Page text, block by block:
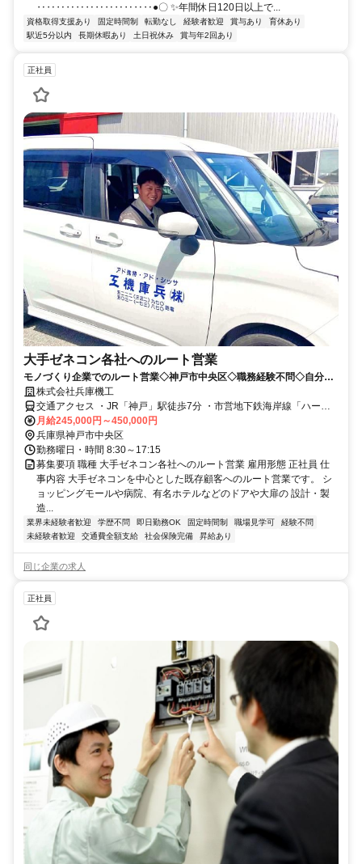
‥‥‥‥‥‥‥‥‥‥‥‥●〇 ✨️年間休日120日以上で...
資格取得支援あり 固定時間制 転勤なし 経験者歓迎 賞与あり
育休あり
駅近5分以内
長期休暇あり 土日祝休み 賞与年2回あり
正社員
大手ゼネコン各社へのルート営業
モノづくり企業でのルート営業◇神戸市中央区◇職務経験不問◇自分の
提案がカタチになる醍醐味を味わおう！
株式会社兵庫機工
交通アクセス ・JR「神戸」駅徒歩7分 ・市営地下鉄海岸線「ハーバ
ーランド」駅徒歩7分 ・阪神・神戸高速線「西元町」駅西口徒歩5分
月給245,000円～450,000円
兵庫県神戸市中央区
勤務曜日・時間 8:30～17:15
募集要項 職種 大手ゼネコン各社へのルート営業 雇用形態 正社員 仕
事内容 大手ゼネコンを中心とした既存顧客へのルート営業です。 シ
ョッピングモールや病院、有名ホテルなどのドアや大扉の 設計・製
造...
業界未経験者歓迎 学歴不問 即日勤務OK 固定時間制 職場見学可
経験不問
未経験者歓迎
交通費全額支給 社会保険完備 昇給あり
同じ企業の求人
正社員